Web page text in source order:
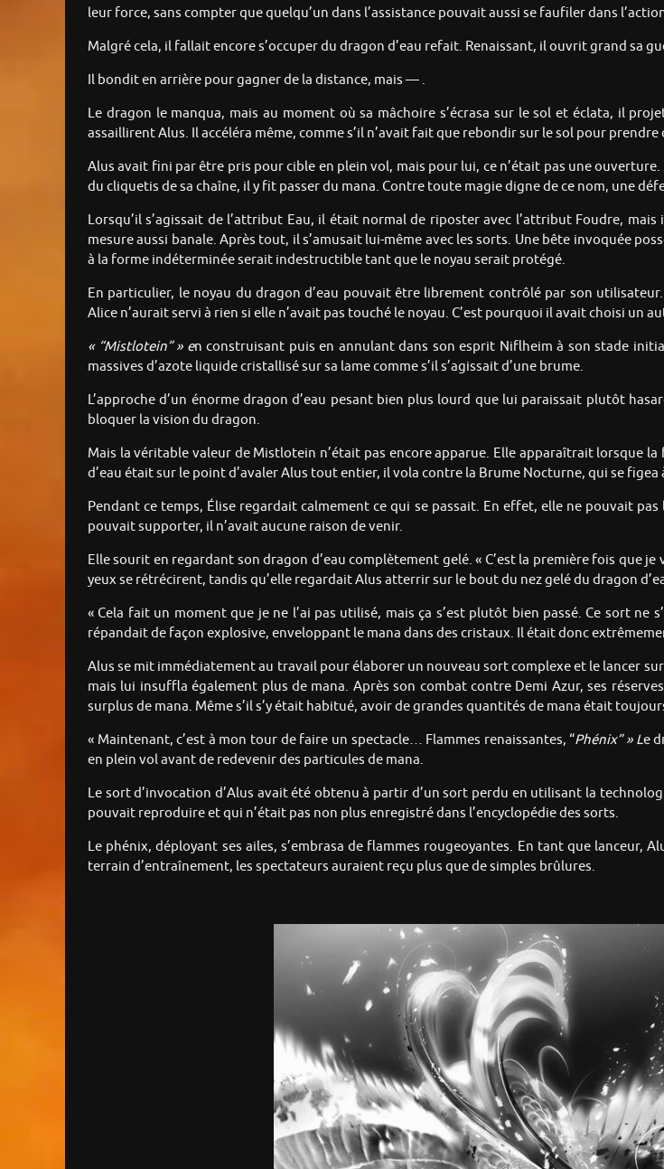
leur force, sans compter que quelqu’un dans l’assistance pouvait aussi se faufiler dans
Malgré cela, il fallait encore s’occuper du dragon d’eau refait. Renaissant, il ouvrit grand sa
Il bondit en arrière pour gagner de la distance, mais — .
Le dragon le manqua, mais au moment où sa mâchoire s’écrasa sur le sol et éclata, il
assaillirent Alus. Il accéléra même, comme s’il n’avait fait que rebondir sur le sol pour prendre
Alus avait fini par être pris pour cible en plein vol, mais pour lui, ce n’était pas une
du cliquetis de sa chaîne, il y fit passer du mana. Contre toute magie digne de ce nom, une
Lorsqu’il s’agissait de l’attribut Eau, il était normal de riposter avec l’attribut Foudre,
mesure aussi banale. Après tout, il s’amusait lui-même avec les sorts. Une bête invoquée
à la forme indéterminée serait indestructible tant que le noyau serait protégé.
En particulier, le noyau du dragon d’eau pouvait être librement contrôlé par son
Alice n’aurait servi à rien si elle n’avait pas touché le noyau. C’est pourquoi il avait choisi un
« “Mistlotein” » en construisant puis en annulant dans son esprit Niflheim à son stade
massives d’azote liquide cristallisé sur sa lame comme s’il s’agissait d’une brume.
L’approche d’un énorme dragon d’eau pesant bien plus lourd que lui paraissait plutôt
bloquer la vision du dragon.
Mais la véritable valeur de Mistlotein n’était pas encore apparue. Elle apparaîtrait lorsque
d’eau était sur le point d’avaler Alus tout entier, il vola contre la Brume Nocturne, qui se
Pendant ce temps, Élise regardait calmement ce qui se passait. En effet, elle ne pouvait
pouvait supporter, il n’avait aucune raison de venir.
Elle sourit en regardant son dragon d’eau complètement gelé. « C’est la première fois que
yeux se rétrécirent, tandis qu’elle regardait Alus atterrir sur le bout du nez gelé du dragon
« Cela fait un moment que je ne l’ai pas utilisé, mais ça s’est plutôt bien passé. Ce sort
répandait de façon explosive, enveloppant le mana dans des cristaux. Il était donc
Alus se mit immédiatement au travail pour élaborer un nouveau sort complexe et le lancer
mais lui insuffla également plus de mana. Après son combat contre Demi Azur, ses
surplus de mana. Même s’il s’y était habitué, avoir de grandes quantités de mana était
« Maintenant, c’est à mon tour de faire un spectacle… Flammes renaissantes, “Phénix” » Le
en plein vol avant de redevenir des particules de mana.
Le sort d’invocation d’Alus avait été obtenu à partir d’un sort perdu en utilisant la
pouvait reproduire et qui n’était pas non plus enregistré dans l’encyclopédie des sorts.
Le phénix, déployant ses ailes, s’embrasa de flammes rougeoyantes. En tant que lanceur,
terrain d’entraînement, les spectateurs auraient reçu plus que de simples brûlures.